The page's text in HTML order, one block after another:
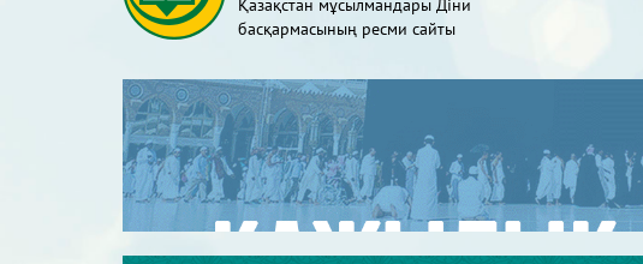
Қазақстан мұсылмандары Діни
басқармасының ресми сайты